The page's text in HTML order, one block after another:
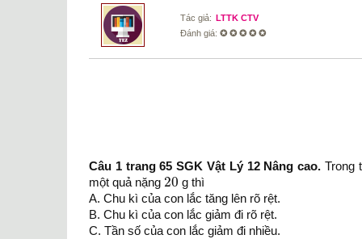
Tác giả: LTTK CTV
Đánh giá: ✪ ✪ ✪ ✪ ✪
Câu 1 trang 65 SGK Vật Lý 12 Nâng cao.Trong
một quả nặng 20
20 g thì
A. Chu kì của con lắc tăng lên rõ rệt.
B. Chu kì của con lắc giảm đi rõ rệt.
C. Tần số của con lắc giảm đi nhiều.